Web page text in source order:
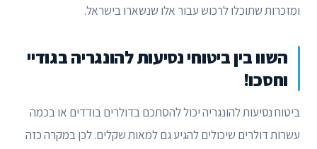
ומזכרות שתוכלו לרכוש עבור אלו שנשארו בישראל.
השוו בין ביטוחי נסיעות להונגריה בגודיי
וחסכו!
ביטוח נסיעות להונגריה יכול להסתכם בדולרים בודדים או בכמה
עשרות דולרים שיכולים להגיע גם למאות שקלים. לכן במקרה כזה